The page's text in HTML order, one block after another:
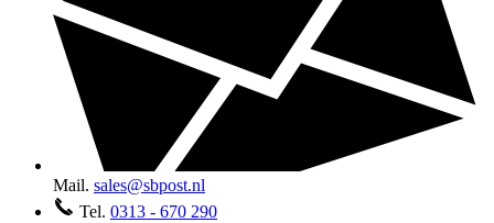
Mail. sales@sbpost.nl
Tel. 0313 - 670 290